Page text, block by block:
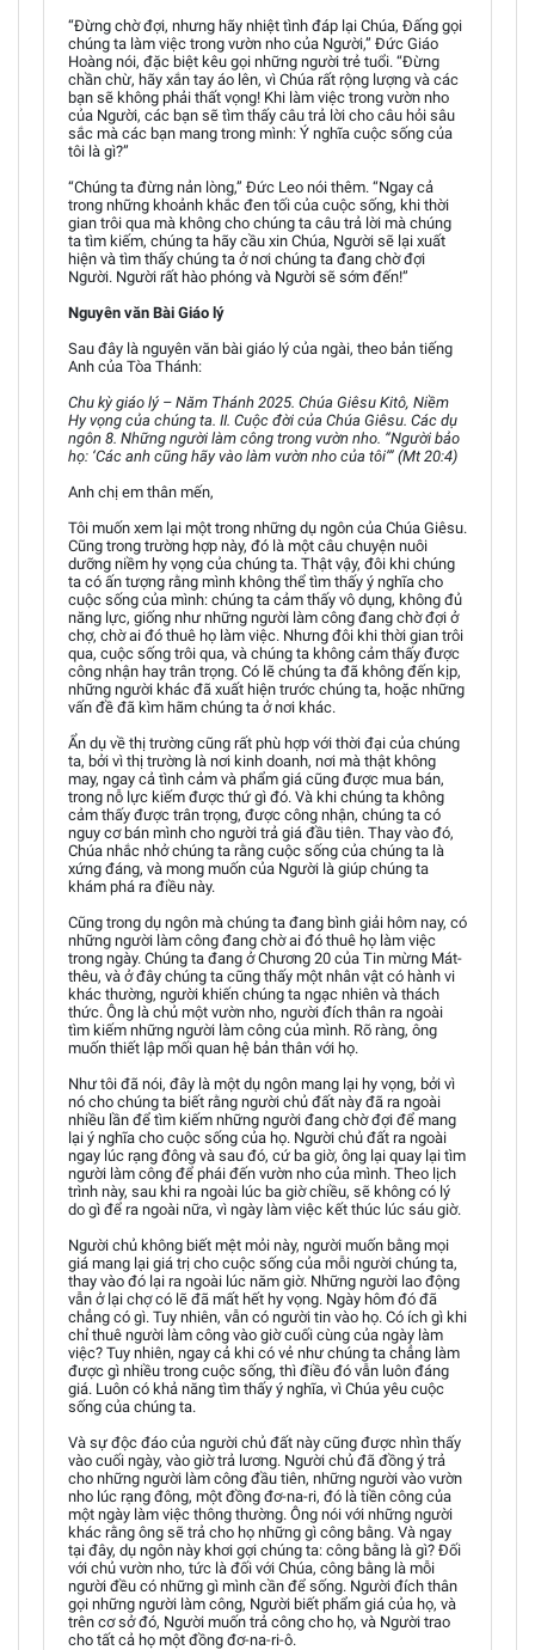
“Đừng chờ đợi, nhưng hãy nhiệt tình đáp lại Chúa, Đấng gọi
chúng ta làm việc trong vườn nho của Người,” Đức Giáo
Hoàng nói, đặc biệt kêu gọi những người trẻ tuổi. “Đừng
chần chừ, hãy xắn tay áo lên, vì Chúa rất rộng lượng và các
bạn sẽ không phải thất vọng! Khi làm việc trong vườn nho
của Người, các bạn sẽ tìm thấy câu trả lời cho câu hỏi sâu
sắc mà các bạn mang trong mình: Ý nghĩa cuộc sống của
tôi là gì?”
“Chúng ta đừng nản lòng,” Đức Leo nói thêm. “Ngay cả
trong những khoảnh khắc đen tối của cuộc sống, khi thời
gian trôi qua mà không cho chúng ta câu trả lời mà chúng
ta tìm kiếm, chúng ta hãy cầu xin Chúa, Người sẽ lại xuất
hiện và tìm thấy chúng ta ở nơi chúng ta đang chờ đợi
Người. Người rất hào phóng và Người sẽ sớm đến!”
Nguyên văn Bài Giáo lý
Sau đây là nguyên văn bài giáo lý của ngài, theo bản tiếng
Anh của Tòa Thánh:
Chu kỳ giáo lý – Năm Thánh 2025. Chúa Giêsu Kitô, Niềm
Hy vọng của chúng ta. II. Cuộc đời của Chúa Giêsu. Các dụ
ngôn 8. Những người làm công trong vườn nho. “Người bảo
họ: ‘Các anh cũng hãy vào làm vườn nho của tôi’” (Mt 20:4)
Anh chị em thân mến,
Tôi muốn xem lại một trong những dụ ngôn của Chúa Giêsu.
Cũng trong trường hợp này, đó là một câu chuyện nuôi
dưỡng niềm hy vọng của chúng ta. Thật vậy, đôi khi chúng
ta có ấn tượng rằng mình không thể tìm thấy ý nghĩa cho
cuộc sống của mình: chúng ta cảm thấy vô dụng, không đủ
năng lực, giống như những người làm công đang chờ đợi ở
chợ, chờ ai đó thuê họ làm việc. Nhưng đôi khi thời gian trôi
qua, cuộc sống trôi qua, và chúng ta không cảm thấy được
công nhận hay trân trọng. Có lẽ chúng ta đã không đến kịp,
những người khác đã xuất hiện trước chúng ta, hoặc những
vấn đề đã kìm hãm chúng ta ở nơi khác.
Ẩn dụ về thị trường cũng rất phù hợp với thời đại của chúng
ta, bởi vì thị trường là nơi kinh doanh, nơi mà thật không
may, ngay cả tình cảm và phẩm giá cũng được mua bán,
trong nỗ lực kiếm được thứ gì đó. Và khi chúng ta không
cảm thấy được trân trọng, được công nhận, chúng ta có
nguy cơ bán mình cho người trả giá đầu tiên. Thay vào đó,
Chúa nhắc nhở chúng ta rằng cuộc sống của chúng ta là
xứng đáng, và mong muốn của Người là giúp chúng ta
khám phá ra điều này.
Cũng trong dụ ngôn mà chúng ta đang bình giải hôm nay, có
những người làm công đang chờ ai đó thuê họ làm việc
trong ngày. Chúng ta đang ở Chương 20 của Tin mừng Mát-
thêu, và ở đây chúng ta cũng thấy một nhân vật có hành vi
khác thường, người khiến chúng ta ngạc nhiên và thách
thức. Ông là chủ một vườn nho, người đích thân ra ngoài
tìm kiếm những người làm công của mình. Rõ ràng, ông
muốn thiết lập mối quan hệ bản thân với họ.
Như tôi đã nói, đây là một dụ ngôn mang lại hy vọng, bởi vì
nó cho chúng ta biết rằng người chủ đất này đã ra ngoài
nhiều lần để tìm kiếm những người đang chờ đợi để mang
lại ý nghĩa cho cuộc sống của họ. Người chủ đất ra ngoài
ngay lúc rạng đông và sau đó, cứ ba giờ, ông lại quay lại tìm
người làm công để phái đến vườn nho của mình. Theo lịch
trình này, sau khi ra ngoài lúc ba giờ chiều, sẽ không có lý
do gì để ra ngoài nữa, vì ngày làm việc kết thúc lúc sáu giờ.
Người chủ không biết mệt mỏi này, người muốn bằng mọi
giá mang lại giá trị cho cuộc sống của mỗi người chúng ta,
thay vào đó lại ra ngoài lúc năm giờ. Những người lao động
vẫn ở lại chợ có lẽ đã mất hết hy vọng. Ngày hôm đó đã
chẳng có gì. Tuy nhiên, vẫn có người tin vào họ. Có ích gì khi
chỉ thuê người làm công vào giờ cuối cùng của ngày làm
việc? Tuy nhiên, ngay cả khi có vẻ như chúng ta chẳng làm
được gì nhiều trong cuộc sống, thì điều đó vẫn luôn đáng
giá. Luôn có khả năng tìm thấy ý nghĩa, vì Chúa yêu cuộc
sống của chúng ta.
Và sự độc đáo của người chủ đất này cũng được nhìn thấy
vào cuối ngày, vào giờ trả lương. Người chủ đã đồng ý trả
cho những người làm công đầu tiên, những người vào vườn
nho lúc rạng đông, một đồng đơ-na-ri, đó là tiền công của
một ngày làm việc thông thường. Ông nói với những người
khác rằng ông sẽ trả cho họ những gì công bằng. Và ngay
tại đây, dụ ngôn này khơi gợi chúng ta: công bằng là gì? Đối
với chủ vườn nho, tức là đối với Chúa, công bằng là mỗi
người đều có những gì mình cần để sống. Người đích thân
gọi những người làm công, Người biết phẩm giá của họ, và
trên cơ sở đó, Người muốn trả công cho họ, và Người trao
cho tất cả họ một đồng đơ-na-ri-ô.